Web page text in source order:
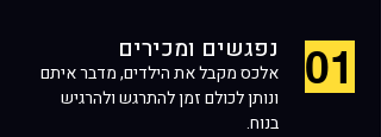
נפגשים ומכירים
אלכס מקבל את הילדים, מדבר איתם
ונותן לכולם זמן להתרגש ולהרגיש
בנוח.
01